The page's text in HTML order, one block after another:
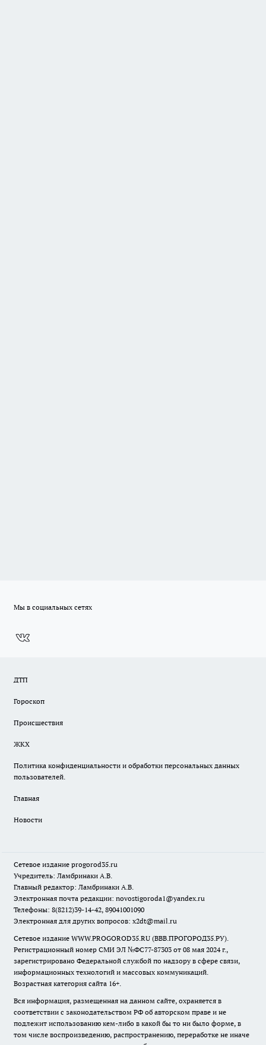
Мы в социальных сетях
ДТП
Гороскоп
Происшествия
ЖКХ
Политика конфиденциальности и обработки персональных данных
пользователей.
Главная
Новости
Сетевое издание progorod35.ru
Учредитель: Ламбринаки А.В.
Главный редактор: Ламбринаки А.В.
Электронная почта редакции: novostigoroda1@yandex.ru
Телефоны: 8(8212)39-14-42, 89041001090
Электронная для других вопросов: x2dt@mail.ru
Сетевое издание WWW.PROGOROD35.RU (ВВВ.ПРОГОРОД35.РУ).
Регистрационный номер СМИ ЭЛ №ФС77-87303 от 08 мая 2024 г.,
зарегистрировано Федеральной службой по надзору в сфере связи,
информационных технологий и массовых коммуникаций.
Возрастная категория сайта 16+.
Вся информация, размещенная на данном сайте, охраняется в
соответствии с законодательством РФ об авторском праве и не
подлежит использованию кем-либо в какой бы то ни было форме, в
том числе воспроизведению, распространению, переработке не иначе